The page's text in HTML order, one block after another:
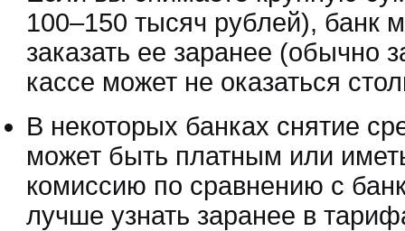
100–150 тысяч рублей), банк
заказать ее заранее (обычно
кассе может не оказаться
В некоторых банках снятие
может быть платным или
комиссию по сравнению с
лучше узнать заранее в